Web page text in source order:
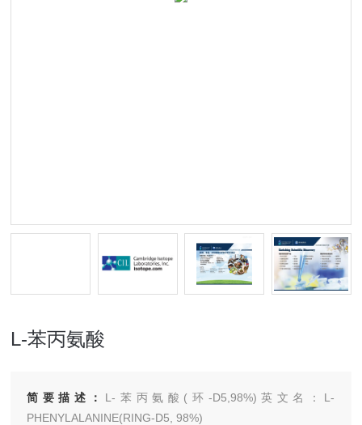
L-苯丙氨酸
简要描述： L-苯丙氨酸(环-D5,98%)英文名：L-
PHENYLALANINE(RING-D5, 98%)